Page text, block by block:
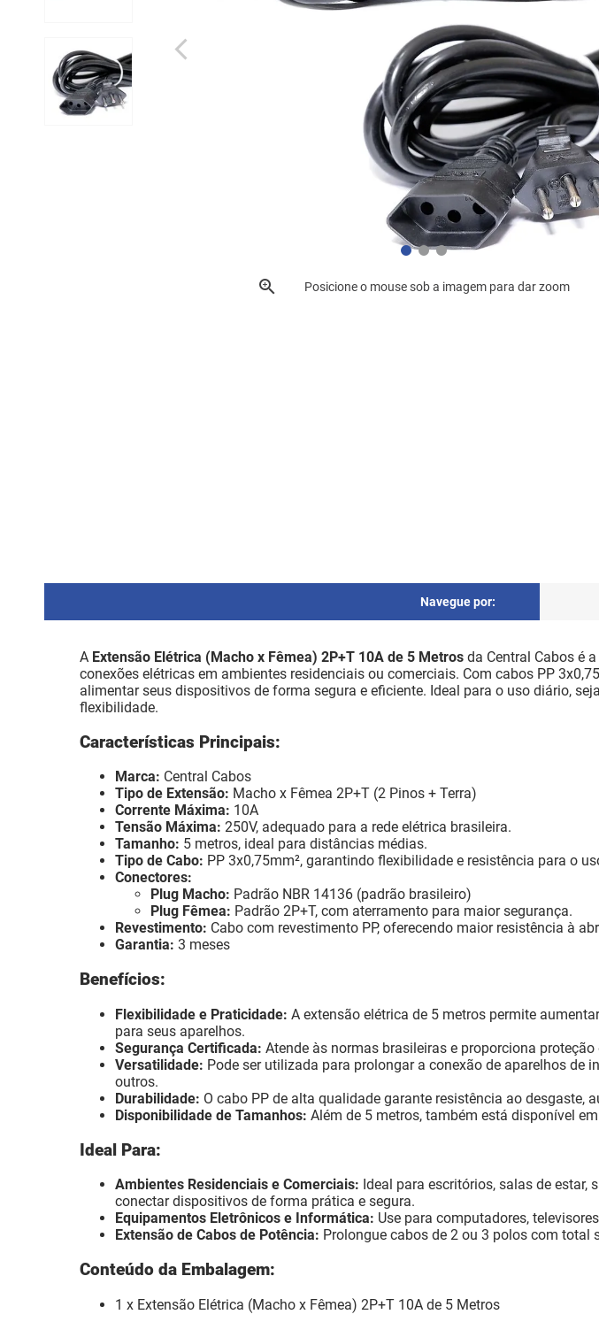
Posicione o mouse sob a imagem para dar zoom
Navegue por:
A Extensão Elétrica (Macho x Fêmea) 2P+T 10A de 5 Metros da Central Cabos é
conexões elétricas em ambientes residenciais ou comerciais. Com cabos PP
alimentar seus dispositivos de forma segura e eficiente. Ideal para o uso diário,
flexibilidade.
Características Principais:
Marca: Central Cabos
Tipo de Extensão: Macho x Fêmea 2P+T (2 Pinos + Terra)
Corrente Máxima: 10A
Tensão Máxima: 250V, adequado para a rede elétrica brasileira.
Tamanho: 5 metros, ideal para distâncias médias.
Tipo de Cabo: PP 3x0,75mm², garantindo flexibilidade e resistência para o
Conectores:
Plug Macho: Padrão NBR 14136 (padrão brasileiro)
Plug Fêmea: Padrão 2P+T, com aterramento para maior segurança.
Revestimento: Cabo com revestimento PP, oferecendo maior resistência à
Garantia: 3 meses
Benefícios:
Flexibilidade e Praticidade: A extensão elétrica de 5 metros permite
para seus aparelhos.
Segurança Certificada: Atende às normas brasileiras e proporciona
Versatilidade: Pode ser utilizada para prolongar a conexão de aparelhos de
outros.
Durabilidade: O cabo PP de alta qualidade garante resistência ao
Disponibilidade de Tamanhos: Além de 5 metros, também está disponível
Ideal Para:
Ambientes Residenciais e Comerciais: Ideal para escritórios, salas de
conectar dispositivos de forma prática e segura.
Equipamentos Eletrônicos e Informática: Use para computadores,
Extensão de Cabos de Potência: Prolongue cabos de 2 ou 3 polos com total
Conteúdo da Embalagem:
1 x Extensão Elétrica (Macho x Fêmea) 2P+T 10A de 5 Metros